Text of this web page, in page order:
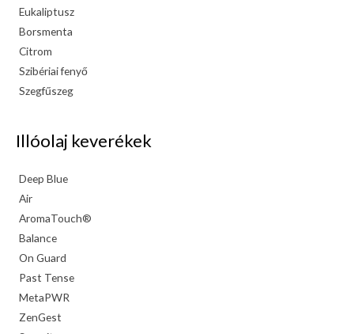
Eukaliptusz
Borsmenta
Citrom
Szibériai fenyő
Szegfűszeg
Illóolaj keverékek
Deep Blue
Air
AromaTouch®
Balance
On Guard
Past Tense
MetaPWR
ZenGest